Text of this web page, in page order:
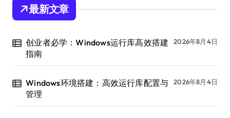
最新文章
创业者必学：Windows运行库高效搭建
指南
2026年8月4日
Windows环境搭建：高效运行库配置与
管理
2026年8月4日